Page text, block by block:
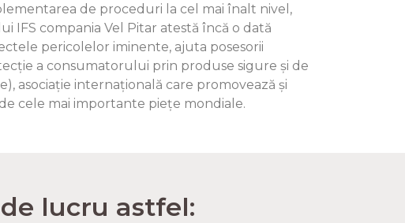
de proceduri la cel mai înalt nivel,
compania Vel Pitar atestă încă o dată
pericolelor iminente, ajuta posesorii
a consumatorului prin produse sigure și de
asociație internațională care promovează și
cele mai importante piețe mondiale.
lucru astfel: